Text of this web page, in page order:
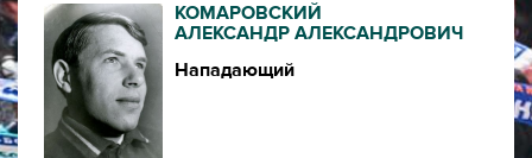
Медиа
Вход
КОМАРОВСКИЙ
АЛЕКСАНДР АЛЕКСАНДРОВИЧ
Нападающий